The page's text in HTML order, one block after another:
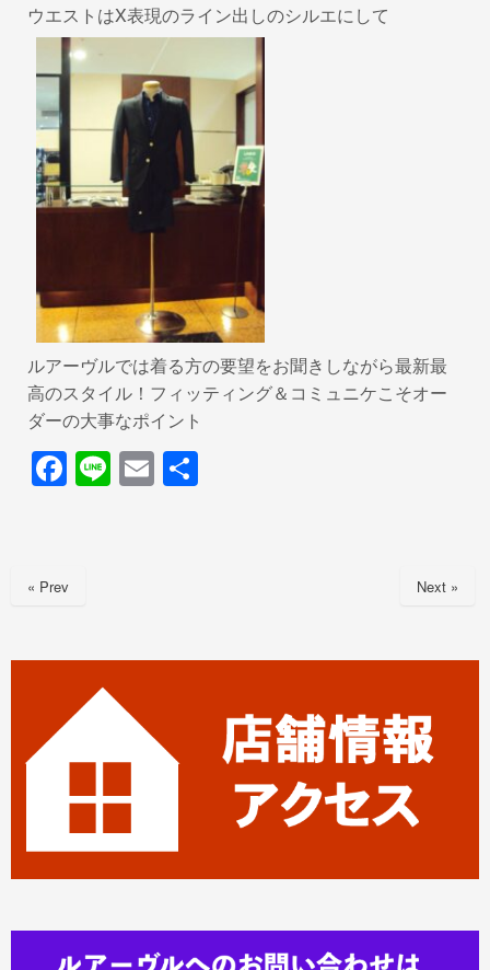
ウエストはX表現のライン出しのシルエにして
ルアーヴルでは着る方の要望をお聞きしながら最新最
高のスタイル！フィッティング＆コミュニケこそオー
ダーの大事なポイント
F
e
k
Li E
« Prev Next »